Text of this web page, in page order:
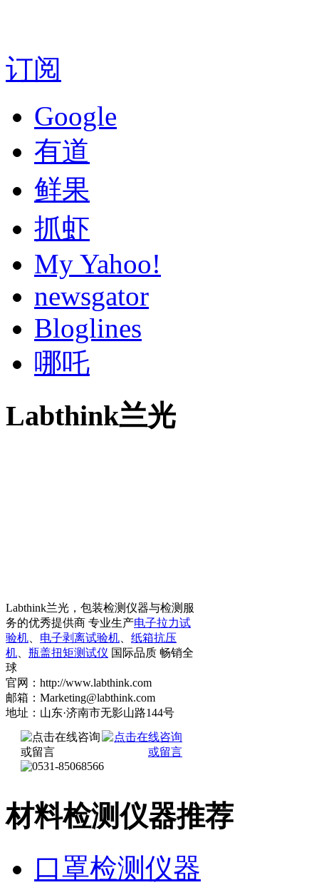
订阅
Google
有道
鲜果
抓虾
My Yahoo!
newsgator
Bloglines
哪吒
Labthink兰光
Labthink兰光，包装检测仪器与检测服
务的优秀提供商 专业生产电子拉力试
验机
电子剥离试验机
纸箱抗压
机
瓶盖扭矩测试仪 国际品质 畅销全
球
官网：http://www.labthink.com
邮箱：Marketing@labthink.com
地址：山东·济南市无影山路144号
材料检测仪器推荐
口罩检测仪器